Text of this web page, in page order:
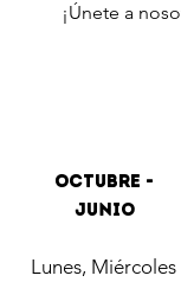
¡Únete a
Octubre -
junio
Lunes, Miércoles